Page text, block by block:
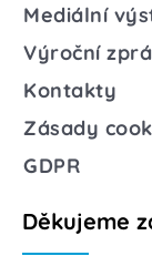
Mediální
Výroční
Kontakty
Zásady
GDPR
Děkujeme